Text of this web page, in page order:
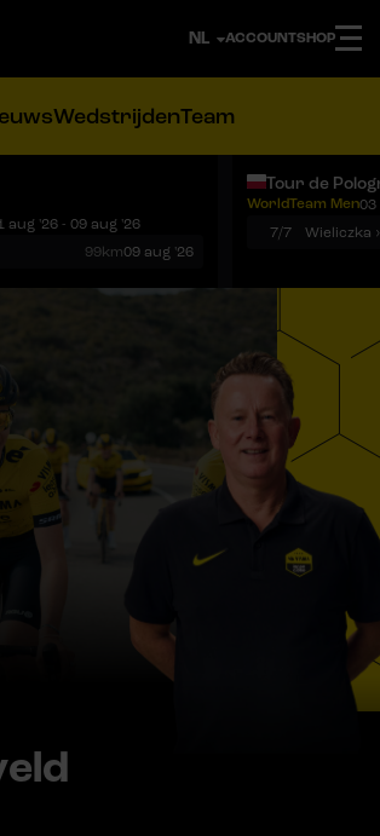
ACCOUNTSHOP
WedstrijdenTeam
aug '26 - 09 aug '26
99km09 aug '26
Tour de
WorldTeam Men03
7/7
Wieliczka